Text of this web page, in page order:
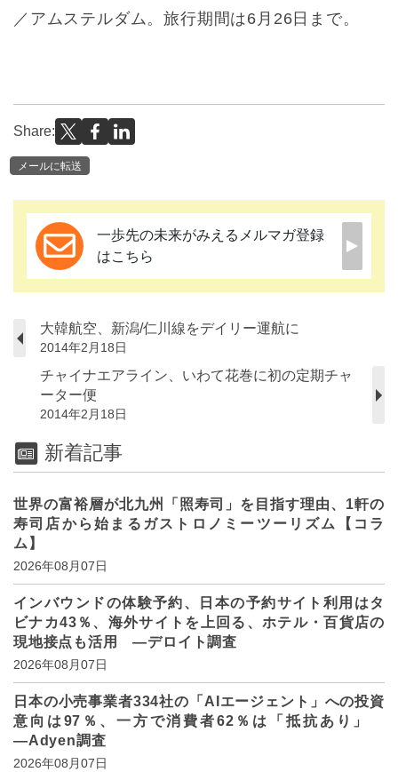
／アムステルダム。旅行期間は6月26日まで。
Share:
メールに転送
一歩先の未来がみえるメルマガ登録
はこちら
大韓航空、新潟/仁川線をデイリー運航に
2014年2月18日
チャイナエアライン、いわて花巻に初の定期チャ
ーター便
2014年2月18日
新着記事
世界の富裕層が北九州「照寿司」を目指す理由、1軒の
寿司店から始まるガストロノミーツーリズム【コラ
ム】
2026年08月07日
インバウンドの体験予約、日本の予約サイト利用はタ
ビナカ43％、海外サイトを上回る、ホテル・百貨店の
現地接点も活用 ―デロイト調査
2026年08月07日
日本の小売事業者334社の「AIエージェント」への投資
意向は97％、一方で消費者62％は「抵抗あり」
―Adyen調査
2026年08月07日